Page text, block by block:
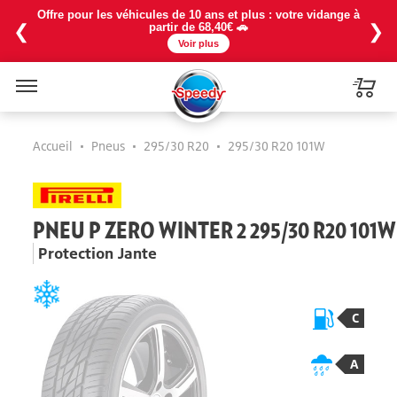
❮
Offre pour les véhicules de 10 ans et plus : votre vidange à
partir de 68,40€ 🚗
Voir plus
❯
Accueil • Pneus • 295/30 R20 • 295/30 R20 101W
PNEU P ZERO WINTER 2 295/30 R20 101W
Protection Jante
C
A